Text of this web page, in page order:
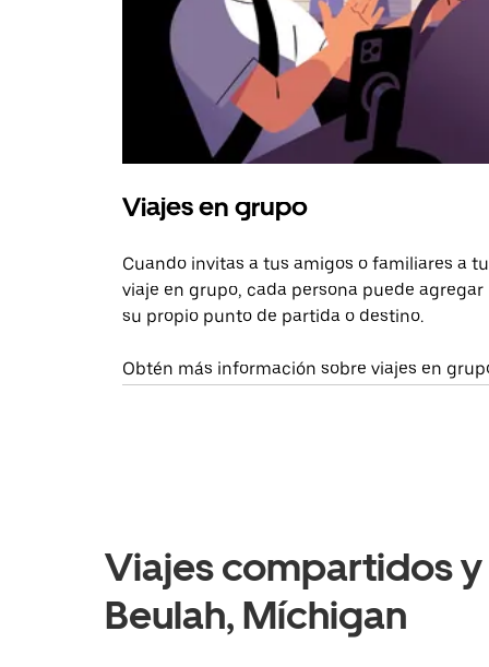
Viajes en grupo
Cuando invitas a tus amigos o familiares a tu
viaje en grupo, cada persona puede agregar
su propio punto de partida o destino.
Obtén más información sobre viajes en
Viajes compartidos
Beulah, Míchigan